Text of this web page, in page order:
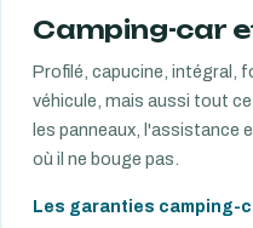
Camping-car
Profilé, capucine, intégral,
véhicule, mais aussi tout
les panneaux, l'assistance
où il ne bouge pas.
Les garanties camping-